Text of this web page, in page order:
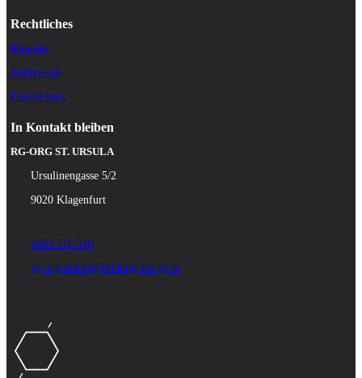
Rechtliches
Kontakt
Impressum
Datenschutz
In Kontakt bleiben
RG-ORG ST. URSULA
Ursulinengasse 5/2
9020 Klagenfurt
0463 511 540
rg-org-ursula@bildung-ktn.gv.at